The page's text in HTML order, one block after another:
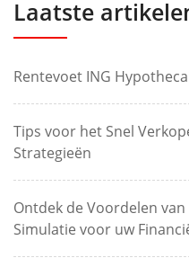
Laatste
Rentevoet ING
Tips voor het Snel
Strategieën
Ontdek de Voordelen
Simulatie voor uw